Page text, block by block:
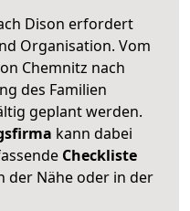
Dison erfordert
Organisation. Vom
Chemnitz nach
des Familien
geplant werden.
kann dabei
Checkliste
der Nähe oder in der